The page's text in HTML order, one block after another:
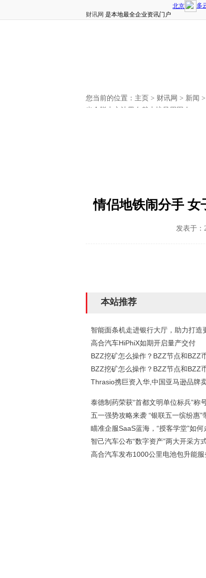
财讯网 是本地最全企业资讯门户
您当前的位置： 主页 > 财讯网 > 新闻
当众脱内衣让男友戴上惊呆周围人
情侣地铁闹分手 女
发表于：
本站推荐
智能面条机走进银行大厅，助力打造
高合汽车HiPhiX如期开启量产交付
BZZ挖矿怎么操作？BZZ节点和BZZ
BZZ挖矿怎么操作？BZZ节点和BZZ
Thrasio携巨资入华,中国亚马逊品牌
泰德制药荣获“首都文明单位标兵”称
五一强势攻略来袭 “银联五一缤纷惠”
瞄准企服SaaS蓝海，“授客学堂”如何
智己汽车公布“数字资产”两大开采方
高合汽车发布1000公里电池包升能